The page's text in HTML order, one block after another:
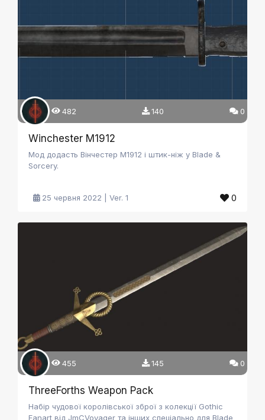
482 140 0
Winchester M1912
Мод додасть Вінчестер М1912 і штик-ніж у Blade &
Sorcery.
25 червня 2022 | Ver. 1 0
455 145 0
ThreeForths Weapon Pack
Набір чудової королівської зброї з колекції Gothic
Fanart від JmCVoyager та інших спеціально для Blade